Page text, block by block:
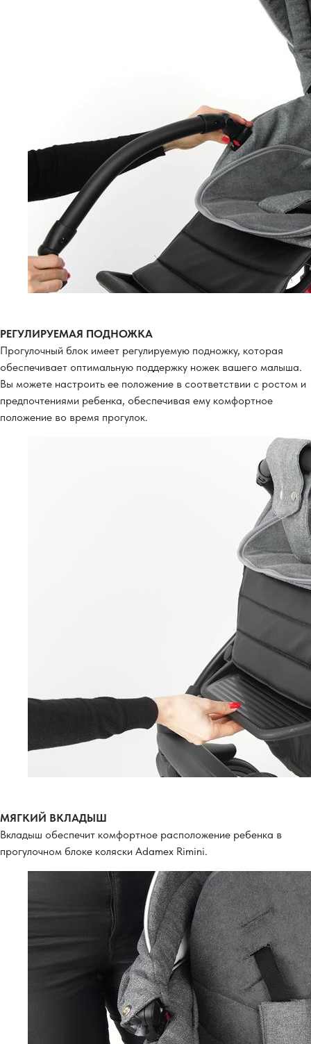
РЕГУЛИРУЕМАЯ ПОДНОЖКА
Прогулочный блок имеет регулируемую подножку, которая
обеспечивает оптимальную поддержку ножек вашего малыша.
Вы можете настроить ее положение в соответствии с ростом и
предпочтениями ребенка, обеспечивая ему комфортное
положение во время прогулок.
МЯГКИЙ ВКЛАДЫШ
Вкладыш обеспечит комфортное расположение ребенка в
прогулочном блоке коляски Adamex Rimini.